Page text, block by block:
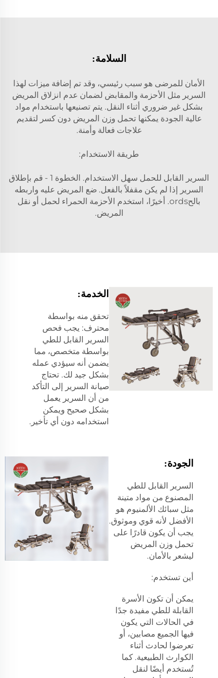
السلامة:
الأمان للمرضى هو سبب رئيسي، وقد تم إضافة ميزات لهذا
السرير مثل الأحزمة والمقابض لضمان عدم انزلاق المريض
بشكل غير ضروري أثناء النقل. يتم تصنيعها باستخدام مواد
عالية الجودة يمكنها تحمل وزن المريض دون كسر لتقديم
علاجات فعالة وأمنة.
طريقة الاستخدام:
السرير القابل للحمل سهل الاستخدام. الخطوة 1 - قم بإطلاق
السرير إذا لم يكن مقفلاً بالفعل. ضع المريض عليه واربطه
بالحords. أخيرًا، استخدم الأحزمة الحمراء لحمل أو نقل
المريض.
الخدمة:
تحقق منه بواسطة
محترف: يجب فحص
السرير القابل للطي
بواسطة متخصص، مما
يضمن أنه سيؤدي عمله
بشكل جيد لك. تحتاج
صيانة السرير إلى التأكد
من أن السرير يعمل
بشكل صحيح ويمكن
استخدامه دون أي تأخير.
الجودة:
السرير القابل للطي
المصنوع من مواد متينة
مثل سبائك الألمنيوم هو
الأفضل لأنه قوي وموثوق.
يجب أن يكون قادرًا على
تحمل وزن المريض
ليشعر بالأمان.
أين تستخدم:
يمكن أن تكون الأسرة
القابلة للطي مفيدة جدًا
في الحالات التي يكون
فيها الجميع مصابين، أو
تعرضوا لحادث أثناء
الكوارث الطبيعية. كما
تُستخدم أيضًا لنقل